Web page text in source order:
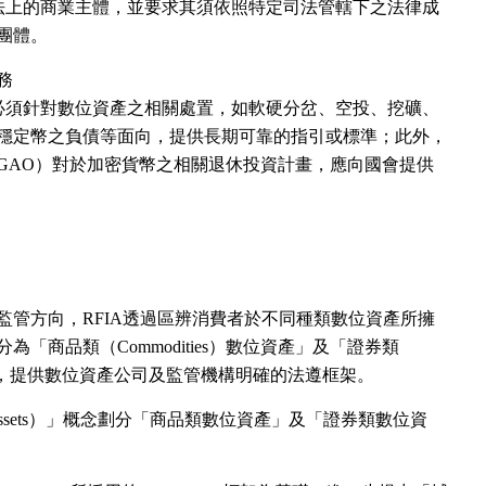
的商業主體，並要求其須依照特定司法管轄下之法律成
體。
針對數位資產之相關處置，如軟硬分岔、空投、挖礦、
定幣之負債等面向，提供長期可靠的指引或標準；此外，
）對於加密貨幣之相關退休投資計畫，應向國會提供
管方向，RFIA透過區辨消費者於不同種類數位資產所擁
為「商品類（Commodities）數位資產」及「證券類
提供數位資產公司及監管機構明確的法遵框架。
）」概念劃分「商品類數位資產」及「證券類數位資